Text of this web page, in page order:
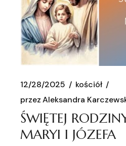
12/28/2025
kościół
przez Aleksandra
ŚWIĘTEJ
MARYI I JÓZEFA